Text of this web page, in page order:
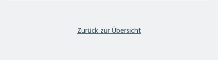
Zurück zur Übersicht
@